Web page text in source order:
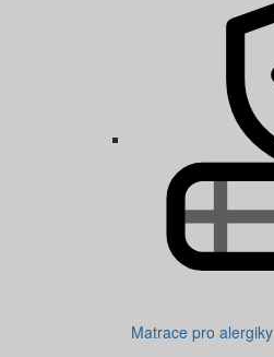
Matrace pro alergiky